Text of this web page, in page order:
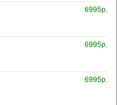
6995р.
6995р.
6995р.